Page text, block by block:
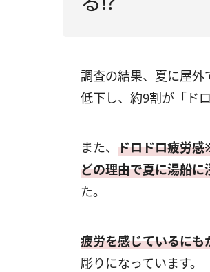
調査の結果、夏に屋外
低下し、約9割が「ド
また、 ドロドロ疲労感
どの理由で夏に湯船
た。
疲労を感じているにも
彫りになっています。